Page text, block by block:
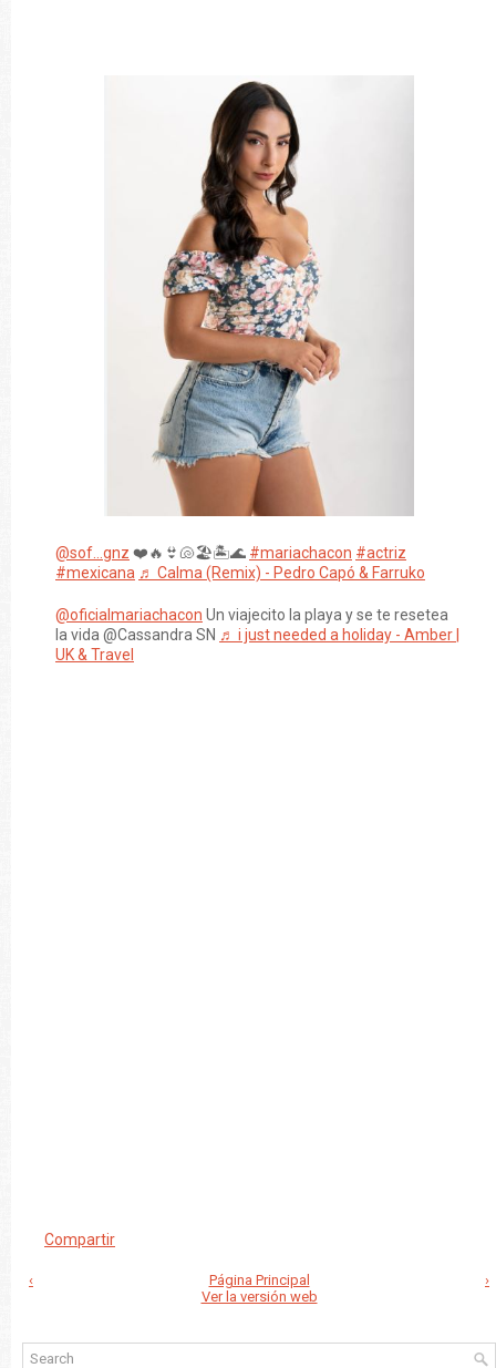
@sof...gnz ❤️🔥👙🐚🏖️🏝️🌊 #mariachacon #actriz
#mexicana ♬ Calma (Remix) - Pedro Capó & Farruko
@oficialmariachacon Un viajecito la playa y se te resetea
la vida @Cassandra SN ♬ i just needed a holiday - Amber |
UK & Travel
Compartir
‹ ›
Página Principal
Ver la versión web